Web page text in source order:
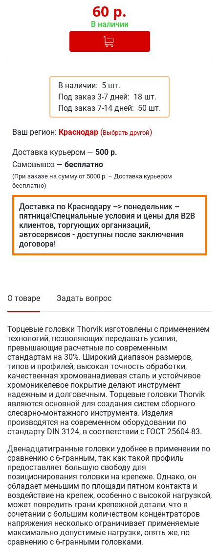
60 р.
В наличии
Добавлено в корзину
В наличии: 5 шт.
Под заказ 3-7 дней: 18 шт.
Под заказ 7-14 дней: 50 шт.
Ваш регион: Краснодар (Выбрать другой)
Доставка курьером — 500 р.
Самовывоз — бесплатно
(При заказе на сумму от 5000 р. – Доставка курьером
бесплатно)
Доставка по Краснодару –> понедельник –
пятница!Специальные условия и цены для В2В
клиентов, торгующих организаций,
автосервисов - доступны после заключения
договора!
О товаре Задать вопрос
Торцевые головки Thorvik изготовлены с применением
технологий, позволяющих передавать усилия,
превышающие расчетные по современным
стандартам на 30%. Широкий диапазон размеров,
типов и профилей, высокая точность обработки,
качественная хромованадиевая сталь и устойчивое
хромоникелевое покрытие делают инструмент
надежным и долговечным. Торцевые головки Thorvik
являются основной для создания систем сборного
слесарно-монтажного инструмента. Изделия
производятся на современном оборудовании по
стандарту DIN 3124, в соответствии с ГОСТ 25604-83.
Двенадцатигранные головки удобнее в применении по
сравнению с 6-гранным, так как такой профиль
предоставляет большую свободу для
позиционирования головки на крепеже. Однако, он
обладает меньшим по площади пятном контакта и
воздействие на крепеж, особенно с высокой нагрузкой,
может повредить грани крепежной детали, что в
сочетании с большим количеством концентраторов
напряжения несколько ограничивает применяемые
максимально допустимые нагрузки, опять же, по
сравнению с 6-гранными головками.